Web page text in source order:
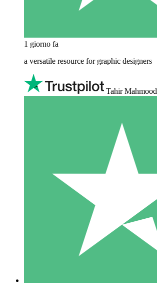
1 giorno fa
a versatile resource for graphic designers
Tahir Mahmood